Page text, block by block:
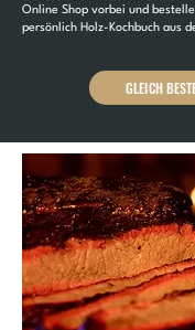
Online Shop vorbei und
persönlich Holz-Kochbuch aus
GLEICH